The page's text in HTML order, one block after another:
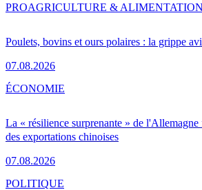
Poulets, bovins et ours polaires : la grippe
07.08.2026
PROAGRICULTURE & ALIMENTATION
La « résilience surprenante » de l'Allemagne
des exportations chinoises
07.08.2026
ÉCONOMIE
POLITIQUE